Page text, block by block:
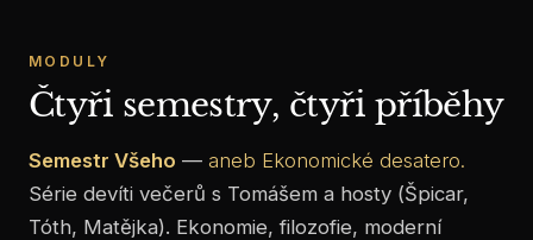
MODULY
Čtyři semestry, čtyři příběhy
Semestr Všeho — aneb Ekonomické desatero.
Série devíti večerů s Tomášem a hosty (Špicar,
Tóth, Matějka). Ekonomie, filozofie, moderní